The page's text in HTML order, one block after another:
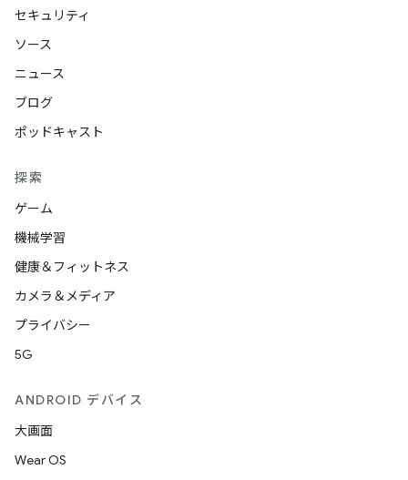
セキュリティ
ソース
ニュース
ブログ
ポッドキャスト
探索
ゲーム
機械学習
健康＆フィットネス
カメラ＆メディア
プライバシー
5G
ANDROID デバイス
大画面
Wear OS